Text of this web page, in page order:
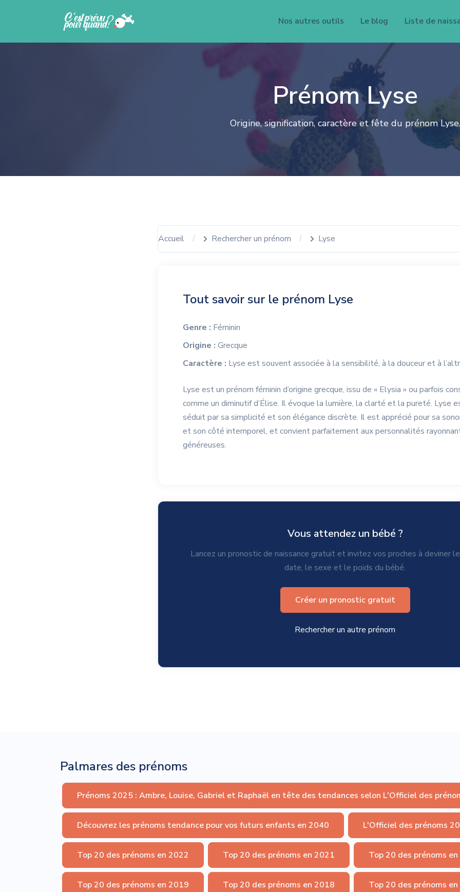
Nos autres outils Le blog Liste de
Prénom Lyse
Origine, signification, caractère et fête du prénom Lyse.
Accueil Rechercher un prénom Lyse
Tout savoir sur le prénom Lyse
Genre : Féminin
Origine : Grecque
Caractère : Lyse est souvent associée à la sensibilité, à la douceur et à
Lyse est un prénom féminin d’origine grecque, issu de « Elysia » ou parfois
comme un diminutif d’Élise. Il évoque la lumière, la clarté et la pureté. Lyse
séduit par sa simplicité et son élégance discrète. Il est apprécié pour sa
et son côté intemporel, et convient parfaitement aux personnalités
généreuses.
Vous attendez un bébé ?
Lancez un pronostic de naissance gratuit et invitez vos proches à deviner
date, le sexe et le poids du bébé.
Créer un pronostic gratuit
Rechercher un autre prénom
Palmares des prénoms
Prénoms 2025 : Ambre, Louise, Gabriel et Raphaël en tête des tendances selon L'Officiel des
Découvrez les prénoms tendance pour vos futurs enfants en 2040 L'Officiel des prénoms
Top 20 des prénoms en 2022 Top 20 des prénoms en 2021 Top 20 des prénoms
Top 20 des prénoms en 2019 Top 20 des prénoms en 2018 Top 20 des prénoms